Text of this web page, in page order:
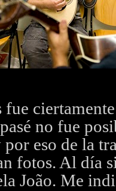
fue
no fue
eso de la
fotos. Al día
João. Me